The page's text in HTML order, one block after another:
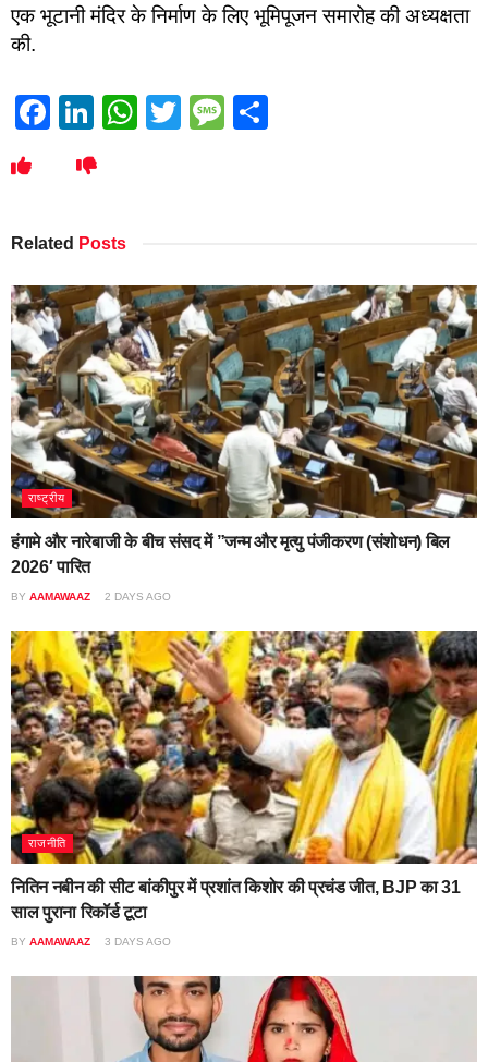
एक भूटानी मंदिर के निर्माण के लिए भूमिपूजन समारोह की अध्यक्षता
की.
Facebook
LinkedIn
WhatsApp
TwitterMessage
Related Posts
राष्ट्रीय
हंगामे और नारेबाजी के बीच संसद में ”जन्म और मृत्यु पंजीकरण (संशोधन) बिल
2026′ पारित
BY AAMAWAAZ 2 DAYS AGO
राजनीति
नितिन नबीन की सीट बांकीपुर में प्रशांत किशोर की प्रचंड जीत, BJP का 31
साल पुराना रिकॉर्ड टूटा
BY AAMAWAAZ 3 DAYS AGO